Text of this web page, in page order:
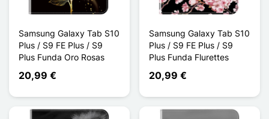
Samsung Galaxy Tab S10
Plus / S9 FE Plus / S9
Plus Funda Oro Rosas
20,99 €
Samsung Galaxy Tab S10
Plus / S9 FE Plus / S9
Plus Funda Flurettes
20,99 €